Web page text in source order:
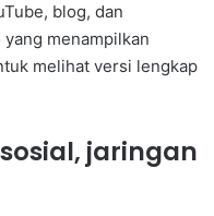
blog, dan
menampilkan
melihat versi lengkap
jaringan